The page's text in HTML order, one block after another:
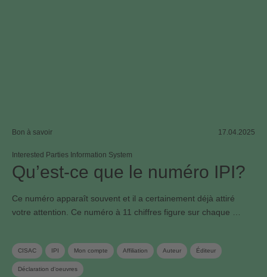
Bon à savoir 17.04.2025
Interested Parties Information System
Qu’est-ce que le numéro IPI?
Ce numéro apparaît souvent et il a certainement déjà attiré
votre attention. Ce numéro à 11 chiffres figure sur chaque …
CISAC IPI Mon compte Affiliation Auteur Éditeur
Déclaration d‘oeuvres